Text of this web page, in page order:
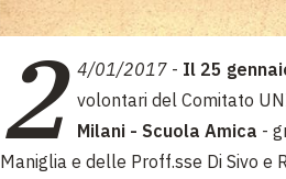
2 4/01/2017 - Il 25
volontari del Comitato
Milani - Scuola Amica -
Maniglia e delle Proff.sse Di Sivo e